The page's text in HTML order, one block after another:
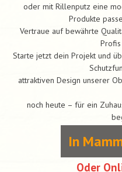
oder mit Rillenputz eine
Produkte
Vertraue auf bewährte
Starte jetzt dein Projekt und
attraktiven Design unserer
noch heute – für ein
In
Oder